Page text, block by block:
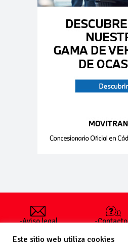
-Aviso legal
generales
-Contacto
publicar un
Este sitio web utiliza cookies